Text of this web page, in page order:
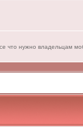
что нужно владельцам